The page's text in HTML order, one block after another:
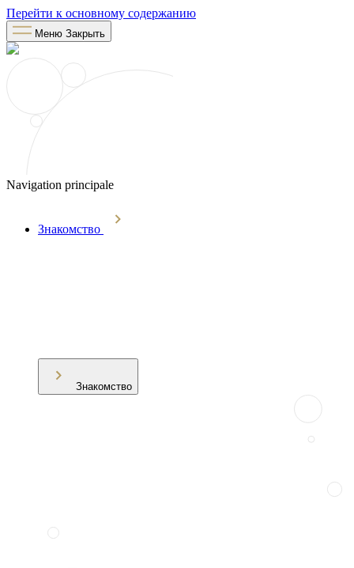
Перейти к основному содержанию
Меню Закрыть
Navigation principale
Знакомство
Знакомство